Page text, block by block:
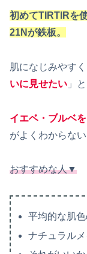
初めてTIRTIRを
21Nが鉄板。
肌になじみやす
いに見せたい 」
イエベ・ブルベ
がよくわからな
おすすめな人▼
平均的な肌
ナチュラル